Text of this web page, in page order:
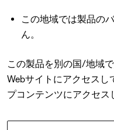
この地域では製品の
ん。
この製品を別の国/地域
Webサイトにアクセス
プコンテンツにアクセス